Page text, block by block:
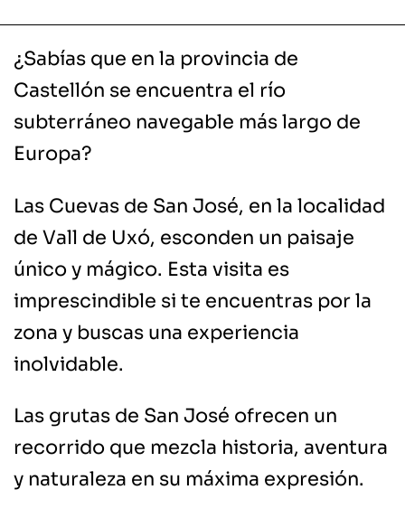
¿Sabías que en la provincia de
Castellón se encuentra el río
subterráneo navegable más largo de
Europa?
Las Cuevas de San José, en la localidad
de Vall de Uxó, esconden un paisaje
único y mágico. Esta visita es
imprescindible si te encuentras por la
zona y buscas una experiencia
inolvidable.
Las grutas de San José ofrecen un
recorrido que mezcla historia, aventura
y naturaleza en su máxima expresión.